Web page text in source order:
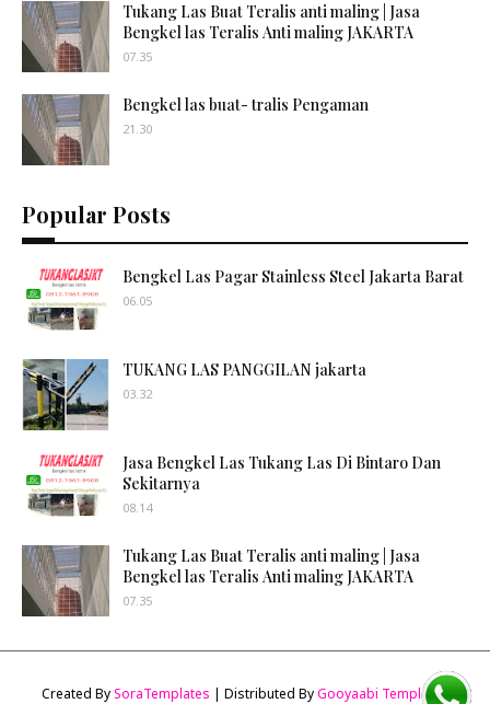
Tukang Las Buat Teralis anti maling | Jasa
Bengkel las Teralis Anti maling JAKARTA
07.35
Bengkel las buat- tralis Pengaman
21.30
Popular Posts
Bengkel Las Pagar Stainless Steel Jakarta Barat
06.05
TUKANG LAS PANGGILAN jakarta
03.32
Jasa Bengkel Las Tukang Las Di Bintaro Dan
Sekitarnya
08.14
Tukang Las Buat Teralis anti maling | Jasa
Bengkel las Teralis Anti maling JAKARTA
07.35
Created BySoraTemplates | Distributed ByGooyaabi Templates